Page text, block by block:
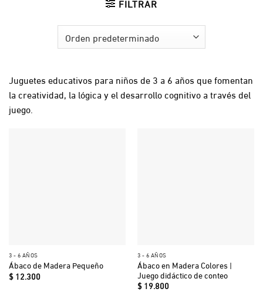
FILTRAR
Juguetes educativos para niños de 3 a 6 años que fomentan
la creatividad, la lógica y el desarrollo cognitivo a través del
juego.
3 - 6 AÑOS
Ábaco de Madera Pequeño
$12.300
3 - 6 AÑOS
Ábaco en Madera Colores |
Juego didáctico de conteo
$19.800